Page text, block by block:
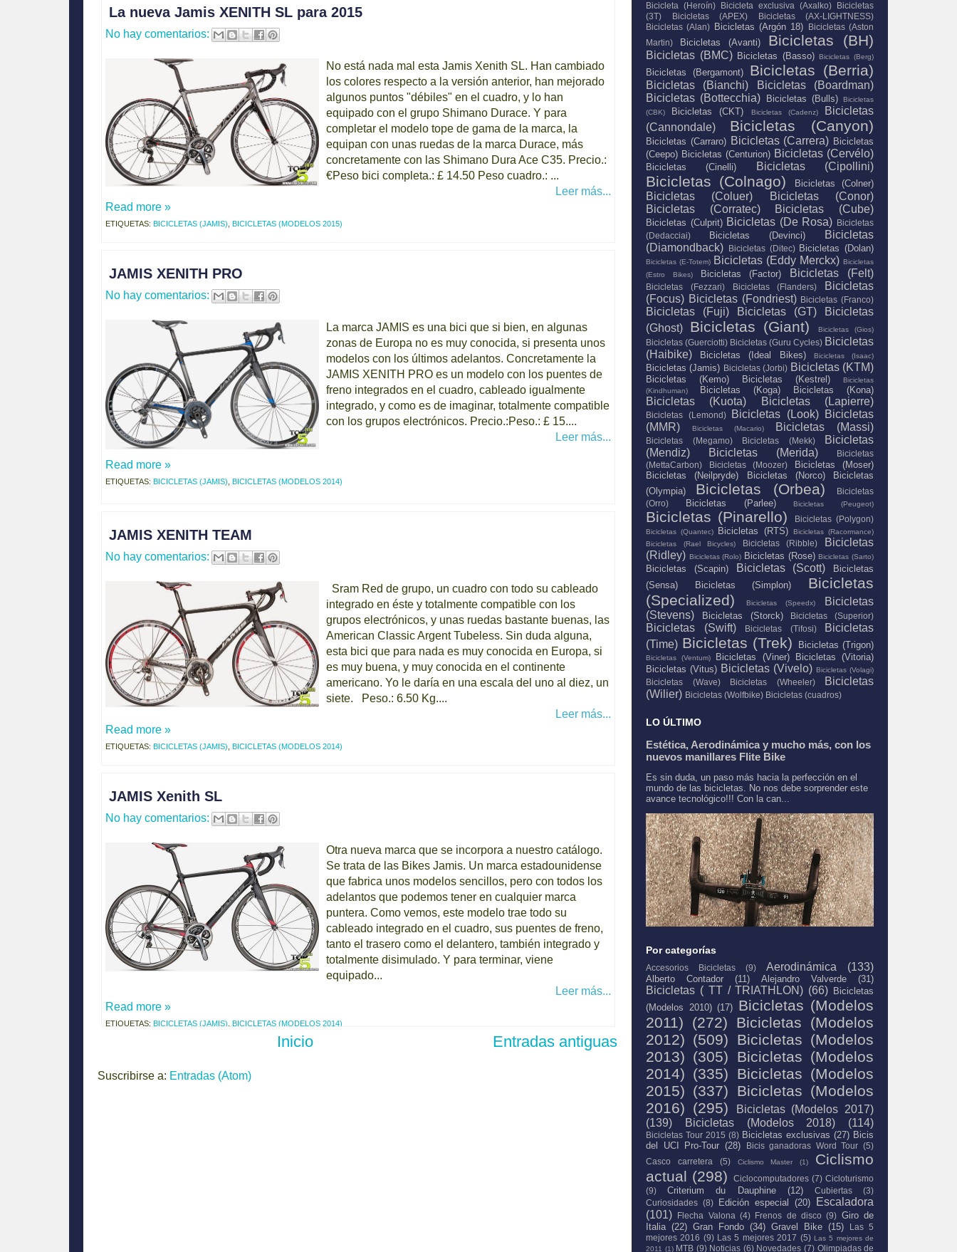
La nueva Jamis XENITH SL para 2015
No hay comentarios:
No está nada mal esta Jamis Xenith SL. Han cambiado
los colores respecto a la versión anterior, han mejorado
algunos puntos "débiles" en el cuadro, y lo han
equipado con el grupo Shimano Durace. Y para
completar el modelo tope de gama de la marca, la
equipan con unas ruedas de la marca Durace, más
concretamente con las Shimano Dura Ace C35. Precio.:
€Peso bici completa.: £ 14.50 Peso cuadro.: ...
Leer más...
Read more »
ETIQUETAS: BICICLETAS (JAMIS) BICICLETAS (MODELOS 2015)
JAMIS XENITH PRO
No hay comentarios:
La marca JAMIS es una bici que si bien, en algunas
zonas de Europa no es muy conocida, si presenta unos
modelos con los últimos adelantos. Concretamente la
JAMIS XENITH PRO es un modelo con los puentes de
freno integrados en el cuadro, cableado igualmente
integrado, y como es de imaginar, totalmente compatible
con los grupos electrónicos. Precio.:Peso.: £ 15....
Leer más...
Read more »
ETIQUETAS: BICICLETAS (JAMIS) BICICLETAS (MODELOS 2014)
JAMIS XENITH TEAM
No hay comentarios:
Sram Red de grupo, un cuadro con todo su cableado
integrado en éste y totalmente compatible con los
grupos electrónicos, y unas ruedas bastante buenas, las
American Classic Argent Tubeless. Sin duda alguna,
esta bici que para nada es muy conocida en Europa, si
es muy buena, y muy conocida en el continente
americano. Yo le daría en una escala del uno al diez, un
siete. Peso.: 6.50 Kg....
Leer más...
Read more »
ETIQUETAS: BICICLETAS (JAMIS) BICICLETAS (MODELOS 2014)
JAMIS Xenith SL
No hay comentarios:
Otra nueva marca que se incorpora a nuestro catálogo.
Se trata de las Bikes Jamis. Un marca estadounidense
que fabrica unos modelos sencillos, pero con todos los
adelantos que podemos tener en cualquier marca
puntera. Como vemos, este modelo trae todo su
cableado integrado en el cuadro, sus puentes de freno,
tanto el trasero como el delantero, también integrado y
totalmente disimulado. Y para terminar, viene
equipado...
Leer más...
Read more »
ETIQUETAS: BICICLETAS (JAMIS) BICICLETAS (MODELOS 2014)
Entradas antiguas
Inicio
Suscribirse a: Entradas (Atom)
Bicicleta (Heroín) Bicicleta exclusiva (Axalko)
Bicicletas
(3T)
Bicicletas (APEX)
Bicicletas (AX-LIGHTNESS)
Bicicletas (Alan)
Bicicletas (Argón 18)
Bicicletas (Aston
Martin)
Bicicletas (Avanti) Bicicletas (BH)
Bicicletas (BMC) Bicicletas (Basso) Bicicletas (Berg)
Bicicletas (Bergamont) Bicicletas (Berria)
Bicicletas (Bianchi)
Bicicletas (Boardman)
Bicicletas (Bottecchia)
Bicicletas (Bulls)
Bicicletas
(CBK)
Bicicletas (CKT) Bicicletas (Cadenz)
Bicicletas
(Cannondale)
Bicicletas (Canyon)
Bicicletas (Carraro) Bicicletas (Carrera) Bicicletas
(Ceepo) Bicicletas (Centurion) Bicicletas (Cervélo)
Bicicletas (Cinelli) Bicicletas (Cipollini)
Bicicletas (Colnago) Bicicletas (Colner)
Bicicletas (Coluer)
Bicicletas (Conor)
Bicicletas (Corratec)
Bicicletas (Cube)
Bicicletas (Culprit) Bicicletas (De Rosa) Bicicletas
(Dedacciai)
Bicicletas (Devinci)
Bicicletas
(Diamondback)
Bicicletas (Ditec) Bicicletas (Dolan)
Bicicletas (E-Totem) Bicicletas (Eddy Merckx) Bicicletas
(Estro Bikes)
Bicicletas (Factor) Bicicletas (Felt)
Bicicletas (Fezzari) Bicicletas (Flanders)
Bicicletas
(Focus) Bicicletas (Fondriest) Bicicletas (Franco)
Bicicletas (Fuji) Bicicletas (GT)
Bicicletas
(Ghost)
Bicicletas (Giant) Bicicletas (Gios)
Bicicletas (Guerciotti) Bicicletas (Guru Cycles) Bicicletas
(Haibike)
Bicicletas (Ideal Bikes) Bicicletas (Isaac)
Bicicletas (Jamis) Bicicletas (Jorbi) Bicicletas (KTM)
Bicicletas (Kemo) Bicicletas (Kestrel)
Bicicletas
(Kindhuman)
Bicicletas (Koga) Bicicletas (Kona)
Bicicletas (Kuota) Bicicletas (Lapierre)
Bicicletas (Lemond) Bicicletas (Look)
Bicicletas
(MMR)
Bicicletas (Macario) Bicicletas (Massi)
Bicicletas (Megamo) Bicicletas (Mekk)
Bicicletas
(Mendiz)
Bicicletas (Merida)
Bicicletas
(MettaCarbon)
Bicicletas (Moozer)
Bicicletas (Moser)
Bicicletas (Neilpryde)
Bicicletas (Norco)
Bicicletas
(Olympia)
Bicicletas (Orbea)
Bicicletas
(Orro)
Bicicletas (Parlee) Bicicletas (Peugeot)
Bicicletas (Pinarello) Bicicletas (Polygon)
Bicicletas (Quantec) Bicicletas (RTS)
Bicicletas (Racormance)
Bicicletas (Rael Bicycles)
Bicicletas (Ribble)
Bicicletas
(Ridley) Bicicletas (Rolo) Bicicletas (Rose) Bicicletas (Sarto)
Bicicletas (Scapin) Bicicletas (Scott)
Bicicletas
(Sensa)
Bicicletas (Simplon)
Bicicletas
(Specialized)
Bicicletas (Speedx)
Bicicletas
(Stevens)
Bicicletas (Storck) Bicicletas (Superior)
Bicicletas (Swift) Bicicletas (Tifosi)
Bicicletas
(Time) Bicicletas (Trek) Bicicletas (Trigon)
Bicicletas (Ventum) Bicicletas (Viner)
Bicicletas (Vitoria)
Bicicletas (Vitus) Bicicletas (Vivelo) Bicicletas (Volagi)
Bicicletas (Wave) Bicicletas (Wheeler)
Bicicletas
(Wilier) Bicicletas (Wolfbike) Bicicletas (cuadros)
LO ÚLTIMO
Estética, Aerodinámica y mucho más, con los
nuevos manillares Flite Bike
Es sin duda, un paso más hacia la perfección en el
mundo de las bicicletas. No nos debe sorprender este
avance tecnológico!!! Con la can...
Por categorías
Accesorios Bicicletas (9) Aerodinámica (133)
Alberto Contador (11) Alejandro Valverde (31)
Bicicletas ( TT / TRIATHLON) (66) Bicicletas
(Modelos 2010) (17) Bicicletas (Modelos
2011)
(272)
Bicicletas (Modelos
2012) (509)
Bicicletas (Modelos
2013) (305)
Bicicletas (Modelos
2014) (335)
Bicicletas (Modelos
2015) (337)
Bicicletas (Modelos
2016) (295)
Bicicletas (Modelos 2017)
(139)
Bicicletas (Modelos 2018) (114)
Bicicletas Tour 2015 (8) Bicicletas exclusivas (27) Bicis
del UCI Pro-Tour (28) Bicis ganadoras Word Tour (5)
Casco carretera
(5) Ciclismo Master (1)
Ciclismo
actual (298) Ciclocomputadores (7) Cicloturismo
(9)
Criterium du Dauphine (12) Cubiertas
(3)
Curiosidades (8) Edición especial (20)
Escaladora
(101)
Flecha Valona (4) Frenos de disco (9) Giro de
Italia (22) Gran Fondo (34) Gravel Bike (15)
Las 5
mejores 2016 (9) Las 5 mejores 2017 (5) Las 5 mejores de
2011 (1) MTB (9) Noticias (6) Novedades (7) Olimpiadas de